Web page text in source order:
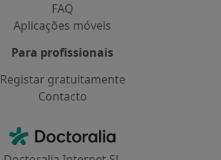
FAQ
Aplicações móveis
Para profissionais
Registar gratuitamente
Contacto
Doctoralia - Homepage